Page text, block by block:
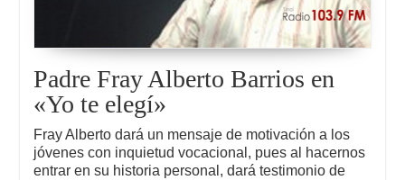
Padre Fray Alberto Barrios en
«Yo te elegí»
Fray Alberto dará un mensaje de motivación a los
jóvenes con inquietud vocacional, pues al hacernos
entrar en su historia personal, dará testimonio de